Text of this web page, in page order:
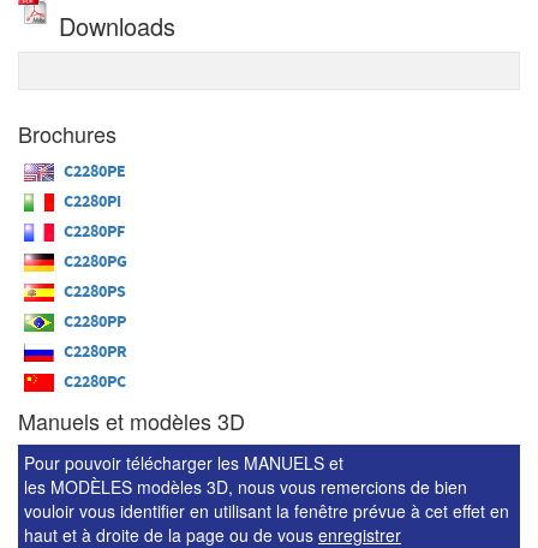
Downloads
Brochures
C2280PE
C2280PI
C2280PF
C2280PG
C2280PS
C2280PP
C2280PR
C2280PC
Manuels et modèles 3D
Pour pouvoir télécharger les MANUELS et
les MODÈLES modèles 3D, nous vous remercions de bien
vouloir vous identifier en utilisant la fenêtre prévue à cet effet en
haut et à droite de la page ou de vous enregistrer